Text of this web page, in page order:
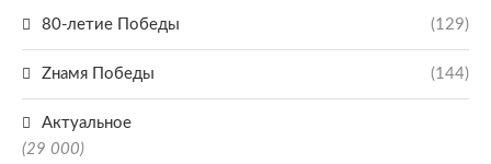
80-летие Победы (129)
Zнамя Победы (144)
Актуальное
(29 000)